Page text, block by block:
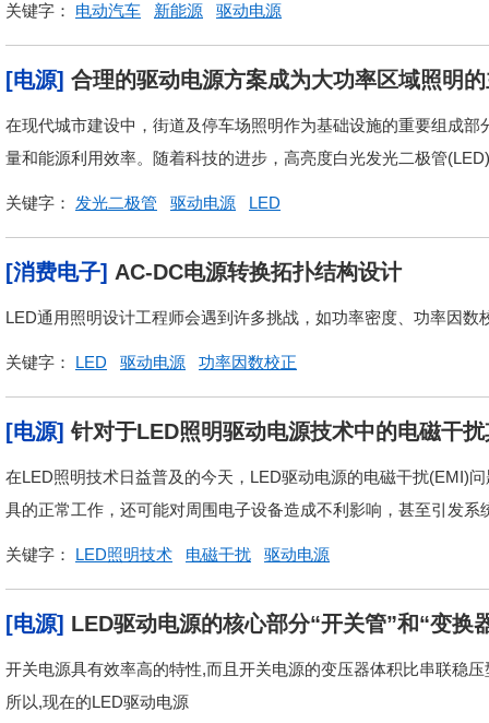
关键字： 电动汽车 新能源 驱动电源
[电源] 合理的驱动电源方案成为大功率区域照明
在现代城市建设中，街道及停车场照明作为基础设施的重要组成
量和能源利用效率。随着科技的进步，高亮度白光发光二极管
关键字： 发光二极管 驱动电源 LED
[消费电子] AC-DC电源转换拓扑结构设计
LED通用照明设计工程师会遇到许多挑战，如功率密度、功率因数
关键字： LED 驱动电源 功率因数校正
[电源] 针对于LED照明驱动电源技术中的电磁干
在LED照明技术日益普及的今天，LED驱动电源的电磁干扰(EMI)
具的正常工作，还可能对周围电子设备造成不利影响，甚至引发
关键字： LED照明技术 电磁干扰 驱动电源
[电源] LED驱动电源的核心部分“开关管”和“变换
开关电源具有效率高的特性,而且开关电源的变压器体积比串联稳
所以,现在的LED驱动电源